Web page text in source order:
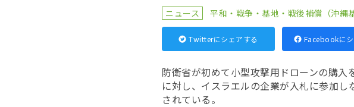
ニュース 平和・戦争・基地・戦後補償（沖縄基
Twitterにシェアする Facebookに
防衛省が初めて小型攻撃用ドローンの購
に対し、イスラエルの企業が入札に参加
されている。